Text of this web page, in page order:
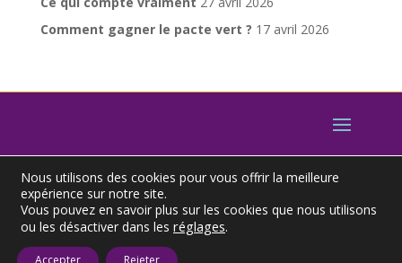
Comment gagner le pacte vert ? 17 avril 2026
© 2022 – DIAG26000 – Toutes reproductions
interdites.
Mentions Légales
Nous utilisons des cookies pour vous offrir la meilleure
expérience sur notre site.
Vous pouvez en savoir plus sur les cookies que nous utilisons
ou les désactiver dans les réglages.
Accepter Rejeter